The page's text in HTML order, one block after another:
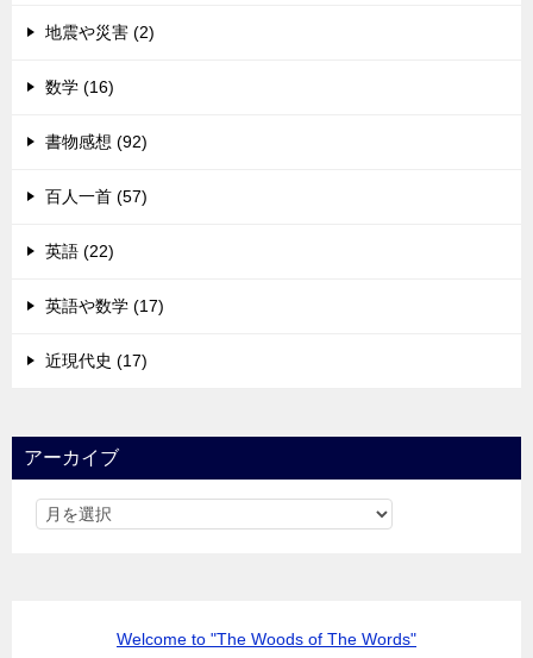
地震や災害 (2)
数学 (16)
書物感想 (92)
百人一首 (57)
英語 (22)
英語や数学 (17)
近現代史 (17)
アーカイブ
Welcome to "The Woods of The Words"